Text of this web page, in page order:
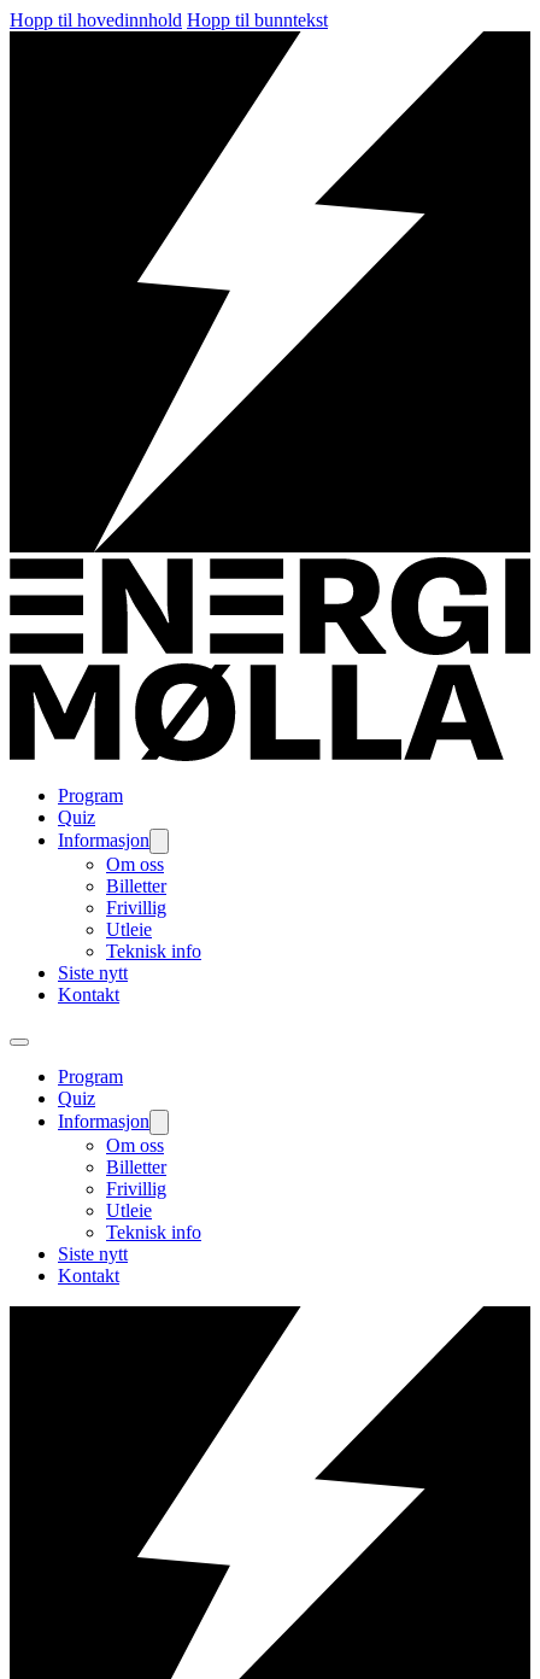
Hopp til hovedinnhold Hopp til bunntekst
Program
Quiz
Informasjon
Om oss
Billetter
Frivillig
Utleie
Teknisk info
Siste nytt
Kontakt
Program
Quiz
Informasjon
Om oss
Billetter
Frivillig
Utleie
Teknisk info
Siste nytt
Kontakt